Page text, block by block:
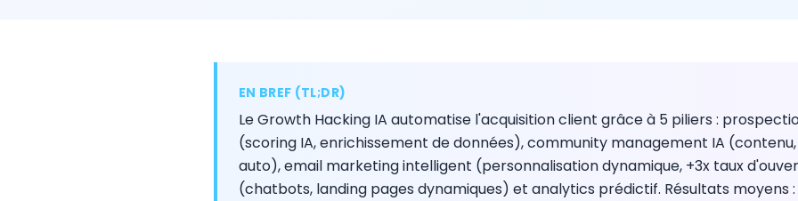
EN BREF (TL;DR)
Le Growth Hacking IA automatise l'acquisition client grâce à 5 piliers :
(scoring IA, enrichissement de données), community management IA
auto), email marketing intelligent (personnalisation dynamique, +3x taux
(chatbots, landing pages dynamiques) et analytics prédictif. Résultats moyens :